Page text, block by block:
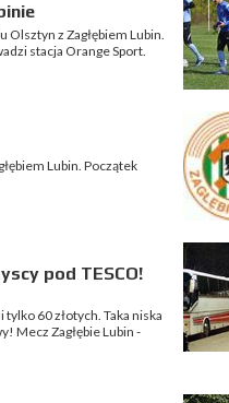
z Zagłębiem Lubin.
stacja Orange Sport.
Lubin. Początek
pod TESCO!
60 złotych. Taka niska
Mecz Zagłębie Lubin -